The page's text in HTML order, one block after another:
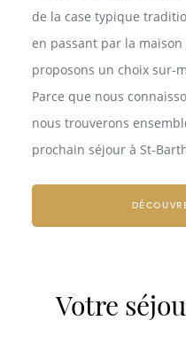
de la case typique
en passant par la
proposons un choix sur-
Parce que nous
nous trouverons
prochain séjour à
Votre